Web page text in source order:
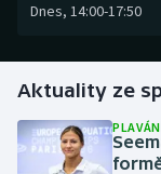
Gymnastika
Házená
Dnes, 14:00-17:50
Aktuality ze